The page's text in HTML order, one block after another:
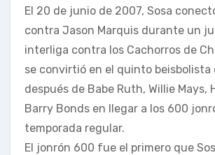
El 20 de junio de 2007, Sosa
contra Jason Marquis durante un
interliga contra los Cachorros de
se convirtió en el quinto beisbolista
después de Babe Ruth, Willie Mays,
Barry Bonds en llegar a los 600
temporada regular.
El jonrón 600 fue el primero que